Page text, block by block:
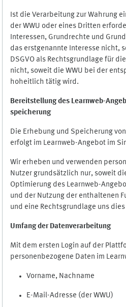
Ist die Verarbeitung zur Wahrung
der WWU oder eines Dritten
Interessen, Grundrechte und
das erstgenannte Interesse nicht,
DSGVO als Rechtsgrundlage für
nicht, soweit die WWU bei der
hoheitlich tätig wird.
Bereitstellung des Learnweb-
speicherung
Die Erhebung und Speicherung
erfolgt im Learnweb-Angebot im
Wir erheben und verwenden
Nutzer grundsätzlich nur, soweit
Optimierung des Learnweb-
und der Nutzung der enthaltenen
und eine Rechtsgrundlage uns
Umfang der Datenverarbeitung
Mit dem ersten Login auf der
personenbezogene Daten im
Vorname, Nachname
E-Mail-Adresse (der WWU)